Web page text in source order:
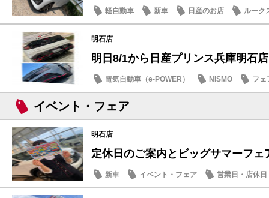
軽自動車 新車 日産のお店 ルーク
明石店
明日8/1から日産プリンス兵庫明石
電気自動車（e-POWER） NISMO フェ
イベント・フェア
明石店
定休日のご案内とビッグサマーフェ
新車 イベント・フェア 営業日・店休日